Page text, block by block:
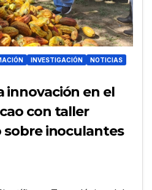
INVESTIGACIÓN
NOTICIAS
innovación en el
con taller
inoculantes